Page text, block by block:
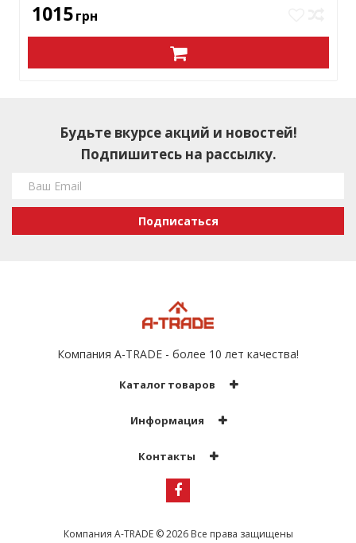
1015 грн
Будьте вкурсе акций и новостей!
Подпишитесь на рассылку.
Подписаться
Компания A-TRADE - более 10 лет качества!
Каталог товаров
Информация
Контакты
Компания A-TRADE© 2026 Все права защищены